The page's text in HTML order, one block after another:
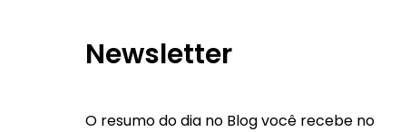
Newsletter
O resumo do dia no Blog você recebe no